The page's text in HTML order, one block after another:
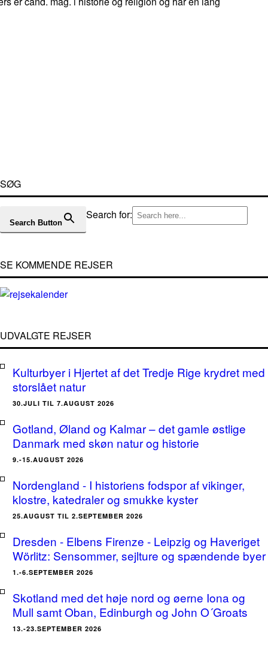
SØG
Search for:
Search Button
SE KOMMENDE REJSER
UDVALGTE REJSER
Kulturbyer i Hjertet af det Tredje Rige krydret med
storslået natur
30.JULI TIL 7.AUGUST 2026
Gotland, Øland og Kalmar – det gamle østlige
Danmark med skøn natur og historie
9.-15.AUGUST 2026
Nordengland - I historiens fodspor af vikinger,
klostre, katedraler og smukke kyster
25.AUGUST TIL 2.SEPTEMBER 2026
Dresden - Elbens Firenze - Leipzig og Haveriget
Wörlitz: Sensommer, sejlture og spændende byer
1.-6.SEPTEMBER 2026
Skotland med det høje nord og øerne Iona og
Mull samt Oban, Edinburgh og John O´Groats
13.-23.SEPTEMBER 2026